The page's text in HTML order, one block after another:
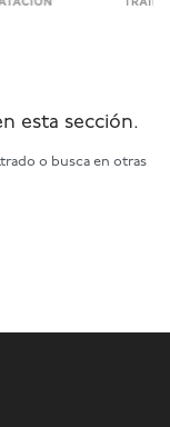
esta sección.
o busca en otras